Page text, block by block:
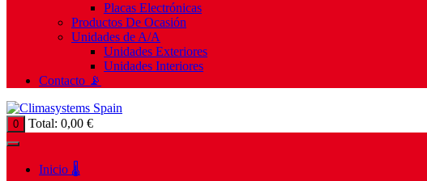
Placas Electrónicas
Productos De Ocasión
Unidades de A/A
Unidades Exteriores
Unidades Interiores
Contacto 📡
0 Total: 0,00 €
Inicio 🌡️